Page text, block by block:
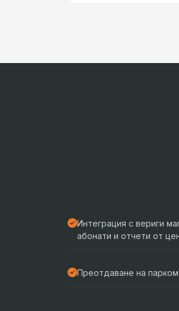
Интеграция с вериги
абонати и отчети от
Преотдаване на